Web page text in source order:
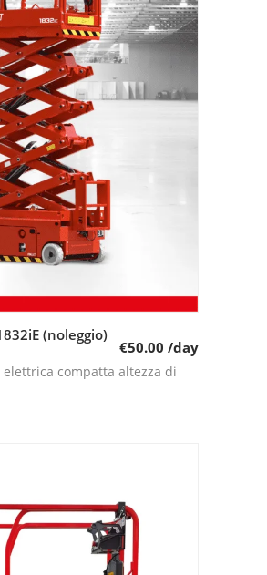
Leggi tutto
(noleggio)
€50.00 /day
compatta altezza di